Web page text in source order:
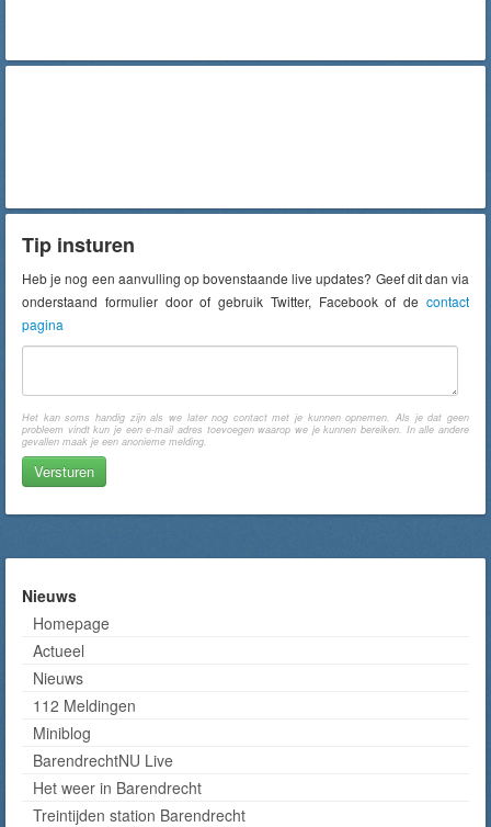
Tip insturen
Heb je nog een aanvulling op bovenstaande live updates? Geef dit dan via
onderstaand formulier door of gebruik Twitter, Facebook of de contact
pagina
Het kan soms handig zijn als we later nog contact met je kunnen opnemen. Als je dat geen
probleem vindt kun je een e-mail adres toevoegen waarop we je kunnen bereiken. In alle andere
gevallen maak je een anonieme melding.
Nieuws
Homepage
Actueel
Nieuws
112 Meldingen
Miniblog
BarendrechtNU Live
Het weer in Barendrecht
Treintijden station Barendrecht